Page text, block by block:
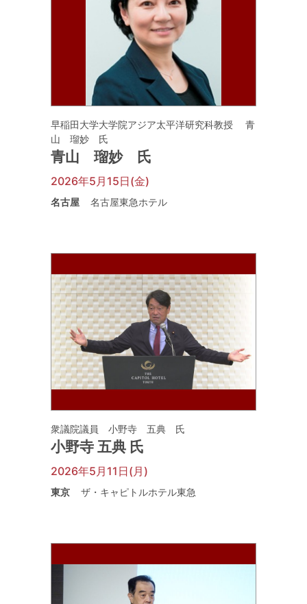
早稲田大学大学院アジア太平洋研究科教授 青
山 瑠妙 氏
青山 瑠妙 氏
2026年5月15日(金)
名古屋 名古屋東急ホテル
衆議院議員 小野寺 五典 氏
小野寺 五典 氏
2026年5月11日(月)
東京 ザ・キャピトルホテル東急